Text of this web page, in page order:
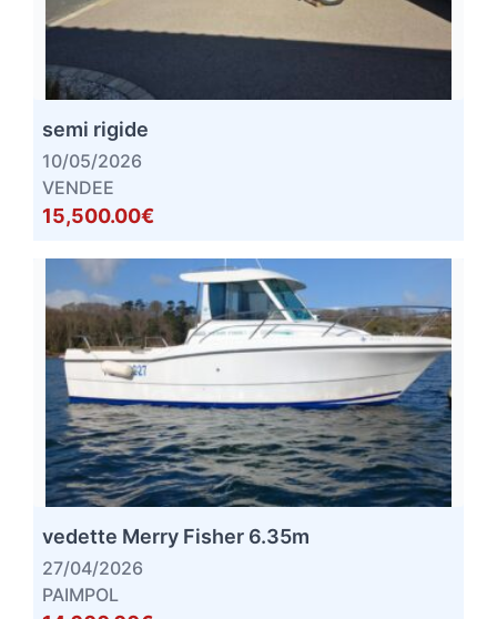
semi rigide
10/05/2026
VENDEE
15,500.00€
vedette Merry Fisher 6.35m
27/04/2026
PAIMPOL